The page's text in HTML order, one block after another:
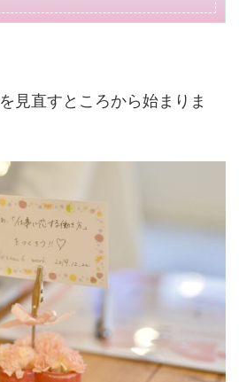
を見直すところから始まりま